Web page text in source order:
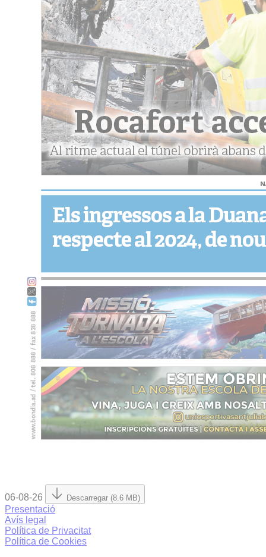
06-08-26 Descarregar (8.6 MB)
Presentació
Avís legal
Política de Privacitat
Política de Cookies